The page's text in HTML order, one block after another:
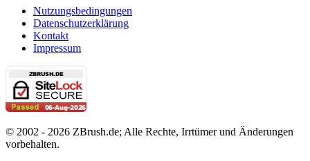
Nutzungsbedingungen
Datenschutzerklärung
Kontakt
Impressum
© 2002 - 2026 ZBrush.de; Alle Rechte, Irrtümer und Änderungen
vorbehalten.